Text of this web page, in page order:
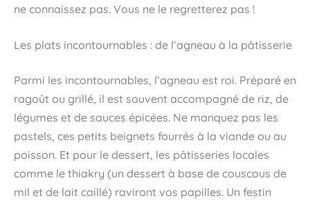
ne connaissez pas. Vous ne le regretterez pas !
Les plats incontournables : de l’agneau à la pâtisserie
Parmi les incontournables, l’agneau est roi. Préparé en
ragoût ou grillé, il est souvent accompagné de riz, de
légumes et de sauces épicées. Ne manquez pas les
pastels, ces petits beignets fourrés à la viande ou au
poisson. Et pour le dessert, les pâtisseries locales
comme le thiakry (un dessert à base de couscous de
mil et de lait caillé) raviront vos papilles. Un festin